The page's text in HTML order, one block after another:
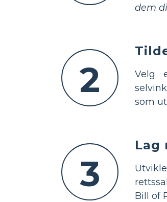
dem
2
Velg
som
3
Lag
Bill of